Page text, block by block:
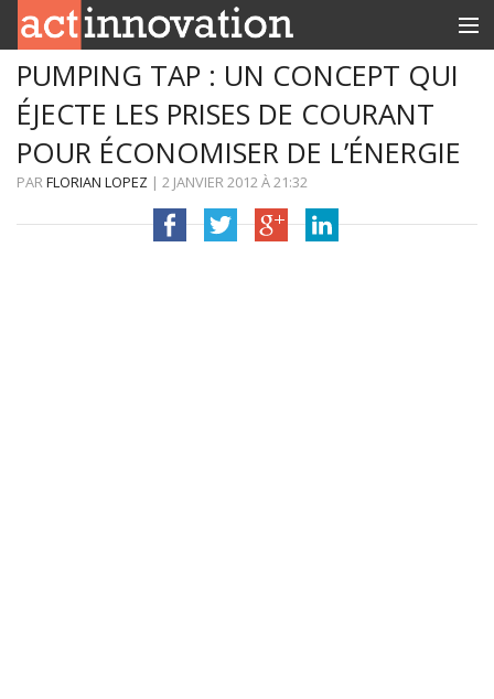
RUBRIQUES
INNOBOX
CONTACT
PUMPING TAP : UN CONCEPT QUI
ÉJECTE LES PRISES DE COURANT
POUR ÉCONOMISER DE L’ÉNERGIE
PARFLORIAN LOPEZ | 2 JANVIER 2012À21:32